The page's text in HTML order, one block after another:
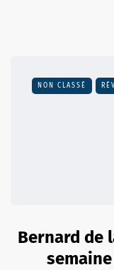
NON CLASSÉ
Bernard de